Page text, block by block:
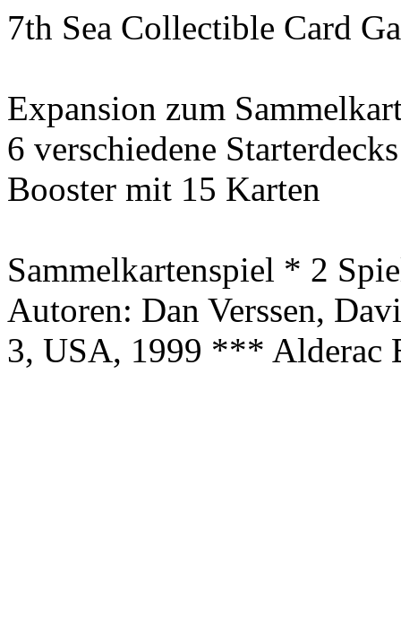
7th Sea Collectible Card
Expansion zum
6 verschiedene
Booster mit 15 Karten
Sammelkartenspiel * 2
Autoren: Dan Verssen,
3, USA, 1999 *** Alderac